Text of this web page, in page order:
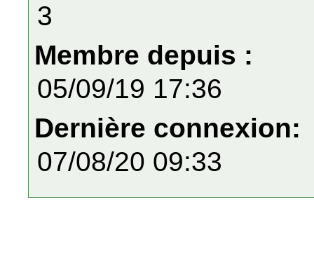
3
Membre depuis :
05/09/19 17:36
Dernière connexion:
07/08/20 09:33